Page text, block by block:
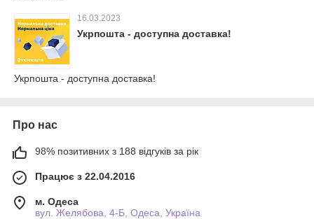
16.03.2023
Укрпошта - доступна доставка!
Укрпошта - доступна доставка!
Про нас
98% позитивних з 188 відгуків за рік
Працює з 22.04.2016
м. Одеса
вул. Желябова, 4-Б, Одеса, Україна